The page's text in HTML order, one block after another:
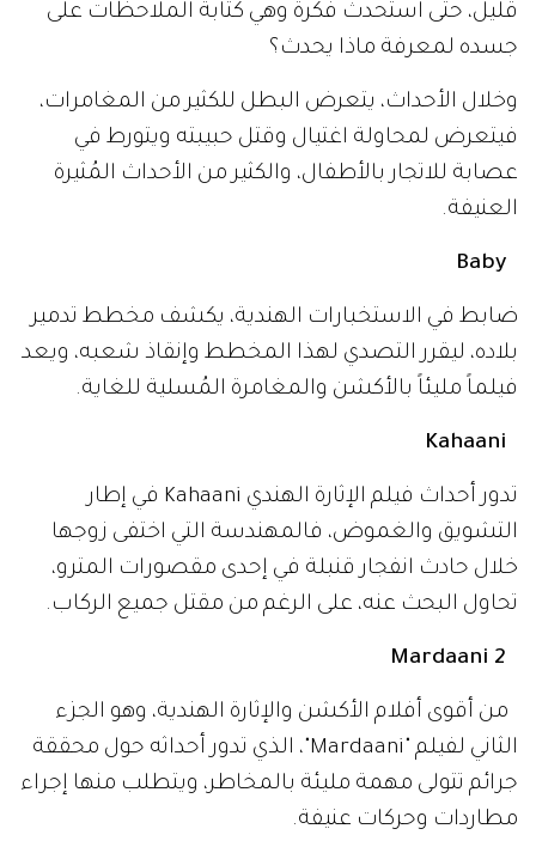
قليل، حتى استحدث فكرة وهي كتابة الملاحظات على
جسده لمعرفة ماذا يحدث؟
وخلال الأحداث، يتعرض البطل للكثير من المغامرات،
فيتعرض لمحاولة اغتيال وقتل حبيبته ويتورط في
عصابة للاتجار بالأطفال، والكثير من الأحداث المُثيرة
العنيفة.
ضابط في الاستخبارات الهندية، يكشف مخطط تدمير
بلاده، ليقرر التصدي لهذا المخطط وإنقاذ شعبه، ويعد
فيلماً مليئاً بالأكشن والمغامرة المُسلية للغاية.
تدور أحداث فيلم الإثارة الهندي Kahaani في إطار
التشويق والغموض، فالمهندسة التي اختفى زوجها
خلال حادث انفجار قنبلة في إحدى مقصورات المترو،
تحاول البحث عنه، على الرغم من مقتل جميع الركاب.
من أقوى أفلام الأكشن والإثارة الهندية، وهو الجزء
الثاني لفيلم "Mardaani"، الذي تدور أحداثه حول محققة
جرائم تتولى مهمة مليئة بالمخاطر، ويتطلب منها إجراء
مطاردات وحركات عنيفة.